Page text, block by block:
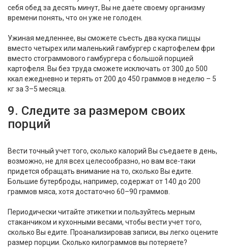
себя обед за десять минут, Вы не даете своему организму
времени понять, что он уже не голоден.
Ужиная медленнее, вы сможете съесть два куска пиццы
вместо четырех или маленький гамбургер с картофелем фри
вместо стограммового гамбургера с большой порцией
картофеля. Вы без труда сможете исключать от 300 до 500
ккал ежедневно и терять от 200 до 450 граммов в неделю – 5
кг за 3–5 месяца.
9. Следите за размером своих
порций
Вести точный учет того, сколько калорий Вы съедаете в день,
возможно, не для всех целесообразно, но вам все-таки
придется обращать внимание на то, сколько Вы едите.
Большие бутерброды, например, содержат от 140 до 200
граммов мяса, хотя достаточно 60–90 граммов.
Периодически читайте этикетки и пользуйтесь мерным
стаканчиком и кухонными весами, чтобы вести учет того,
сколько Вы едите. Проанализировав записи, вы легко оцените
размер порции. Сколько килограммов вы потеряете?